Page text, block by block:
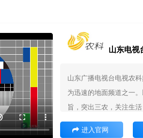
山东电视
山东广播电视台电视农
为迅速的地面频道之一
旨，突出三农，关注生
进入官网